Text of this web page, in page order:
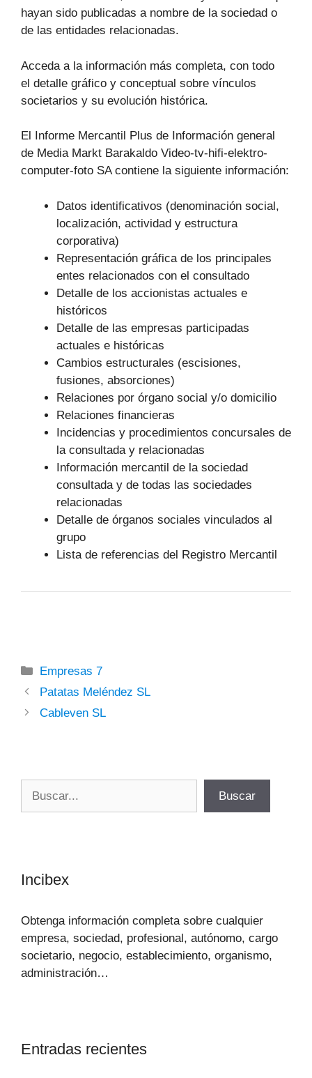
hayan sido publicadas a nombre de la sociedad o
de las entidades relacionadas.
Acceda a la información más completa, con todo
el detalle gráfico y conceptual sobre vínculos
societarios y su evolución histórica.
El Informe Mercantil Plus de Información general
de Media Markt Barakaldo Video-tv-hifi-elektro-
computer-foto SA contiene la siguiente información:
Datos identificativos (denominación social,
localización, actividad y estructura
corporativa)
Representación gráfica de los principales
entes relacionados con el consultado
Detalle de los accionistas actuales e
históricos
Detalle de las empresas participadas
actuales e históricas
Cambios estructurales (escisiones,
fusiones, absorciones)
Relaciones por órgano social y/o domicilio
Relaciones financieras
Incidencias y procedimientos concursales de
la consultada y relacionadas
Información mercantil de la sociedad
consultada y de todas las sociedades
relacionadas
Detalle de órganos sociales vinculados al
grupo
Lista de referencias del Registro Mercantil
Categorías
Empresas 7
Patatas Meléndez SL
Cableven SL
Buscar
Incibex
Obtenga información completa sobre cualquier
empresa, sociedad, profesional, autónomo, cargo
societario, negocio, establecimiento, organismo,
administración…
Entradas recientes